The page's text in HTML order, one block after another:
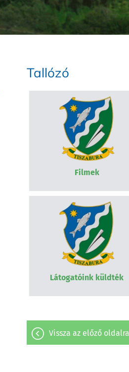
Tallózó
Filmek
Látogatóink küldték
vissza az előző